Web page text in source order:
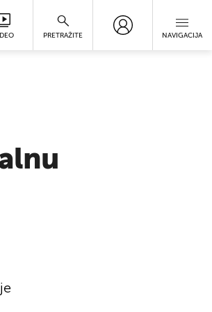
PRETRAŽITE NAVIGACIJA